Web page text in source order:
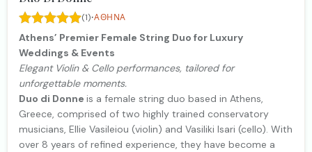
(1)·ΑΘΉΝΑ
Athens’ Premier Female String Duo for Luxury
Weddings & Events
Elegant Violin & Cello performances, tailored for
unforgettable moments.
Duo di Donne is a female string duo based in Athens,
Greece, comprised of two highly trained conservatory
musicians, Ellie Vasileiou (violin) and Vasiliki Isari (cello). With
over 8 years of refined experience, they have become a